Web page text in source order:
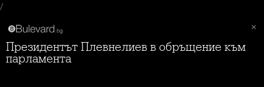
/
Президентът Плевнелиев в обръщение към
парламента